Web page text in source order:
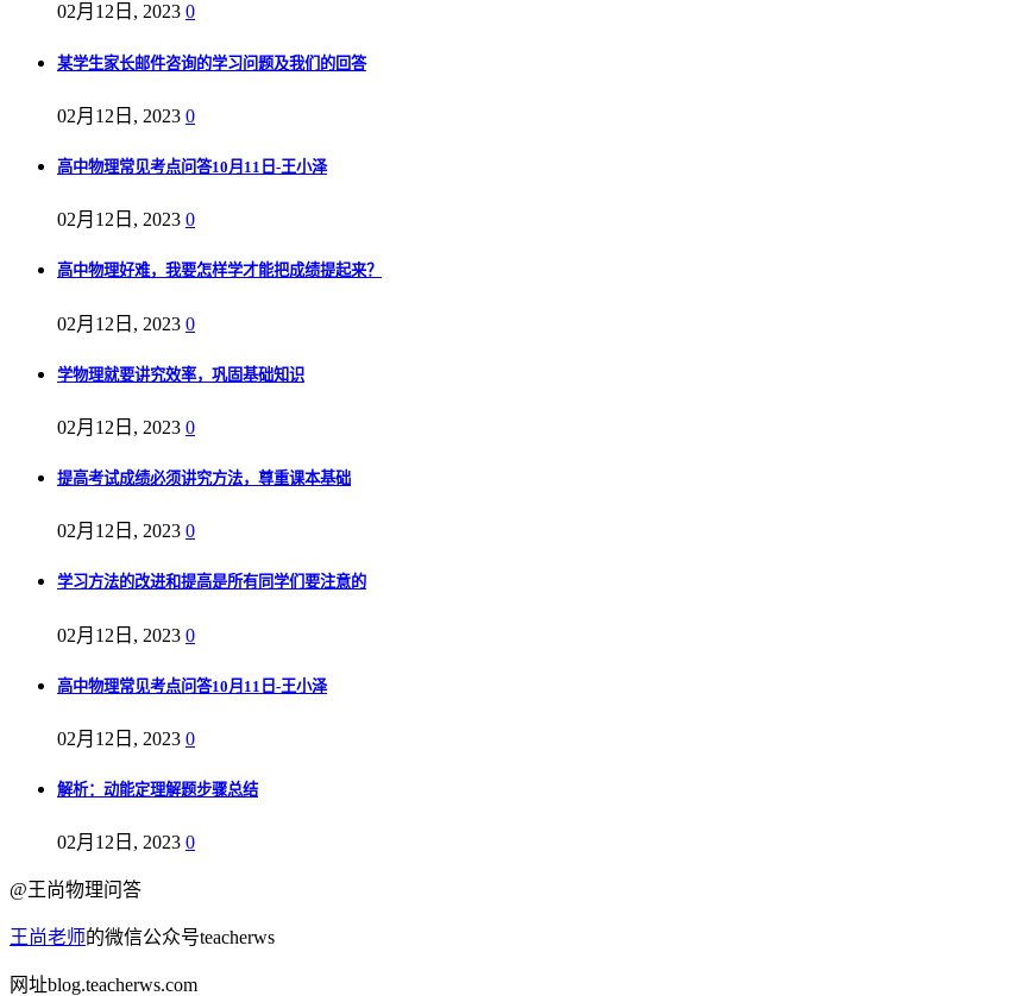
02月12日, 2023 0
某学生家长邮件咨询的学习问题及我们的回答
02月12日, 2023 0
高中物理常见考点问答10月11日-王小泽
02月12日, 2023 0
高中物理好难，我要怎样学才能把成绩提起来？
02月12日, 2023 0
学物理就要讲究效率，巩固基础知识
02月12日, 2023 0
提高考试成绩必须讲究方法，尊重课本基础
02月12日, 2023 0
学习方法的改进和提高是所有同学们要注意的
02月12日, 2023 0
高中物理常见考点问答10月11日-王小泽
02月12日, 2023 0
解析：动能定理解题步骤总结
02月12日, 2023 0
@王尚物理问答
王尚老师的微信公众号teacherws
网址blog.teacherws.com